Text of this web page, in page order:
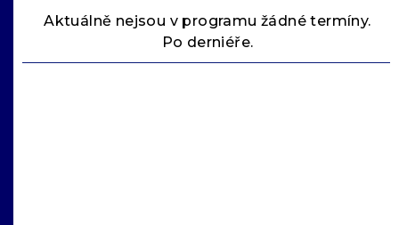
Aktuálně nejsou v programu žádné termíny.
Po derniéře.